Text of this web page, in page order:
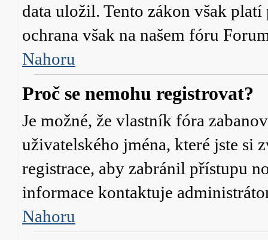
data uložil. Tento zákon však
ochrana však na našem fóru
Nahoru
Proč se nemohu registrovat?
Je možné, že vlastník fóra
uživatelského jména, které jste
registrace, aby zabránil přístupu
informace kontaktuje
Nahoru